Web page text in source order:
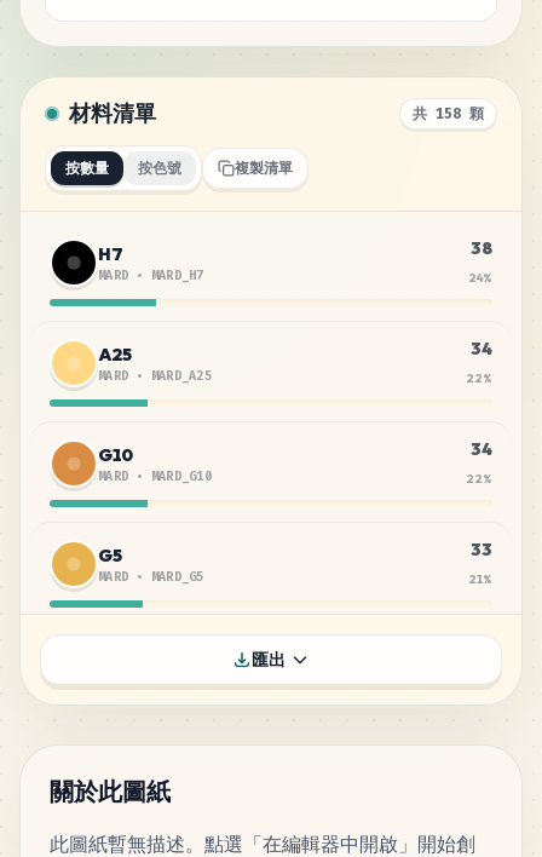
材料清單 共 158 顆
按數量 按色號 複製清單
H7
MARD • MARD_H7
38
24%
A25
MARD • MARD_A25
34
22%
G10
MARD • MARD_G10
34
22%
G5
MARD • MARD_G5
33
21%
%
MARD• MARD_H2
2
匯出
關於此圖紙
此圖紙暫無描述。點選「在編輯器中開啟」開始創